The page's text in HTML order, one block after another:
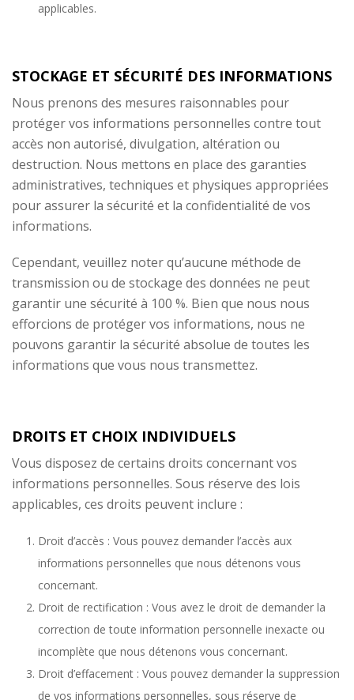
applicables.
STOCKAGE ET SÉCURITÉ DES INFORMATIONS
Nous prenons des mesures raisonnables pour
protéger vos informations personnelles contre tout
accès non autorisé, divulgation, altération ou
destruction. Nous mettons en place des garanties
administratives, techniques et physiques appropriées
pour assurer la sécurité et la confidentialité de vos
informations.
Cependant, veuillez noter qu’aucune méthode de
transmission ou de stockage des données ne peut
garantir une sécurité à 100 %. Bien que nous nous
efforcions de protéger vos informations, nous ne
pouvons garantir la sécurité absolue de toutes les
informations que vous nous transmettez.
DROITS ET CHOIX INDIVIDUELS
Vous disposez de certains droits concernant vos
informations personnelles. Sous réserve des lois
applicables, ces droits peuvent inclure :
Droit d’accès : Vous pouvez demander l’accès aux
informations personnelles que nous détenons vous
concernant.
Droit de rectification : Vous avez le droit de demander la
correction de toute information personnelle inexacte ou
incomplète que nous détenons vous concernant.
Droit d’effacement : Vous pouvez demander la suppression
de vos informations personnelles, sous réserve de